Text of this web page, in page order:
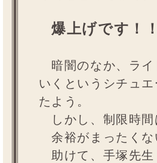
爆上げです！
暗闇のなか、ラ
いくというシチュ
たよう。
しかし、制限時間
余裕がまったくな
助けて、手塚先生